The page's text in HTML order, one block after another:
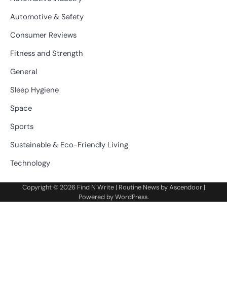
Automotive & Safety
Consumer Reviews
Fitness and Strength
General
Sleep Hygiene
Space
Sports
Sustainable & Eco-Friendly Living
Technology
Copyright © 2026 Find N Write| Routine News byAscendoor|
Powered byWordPress.